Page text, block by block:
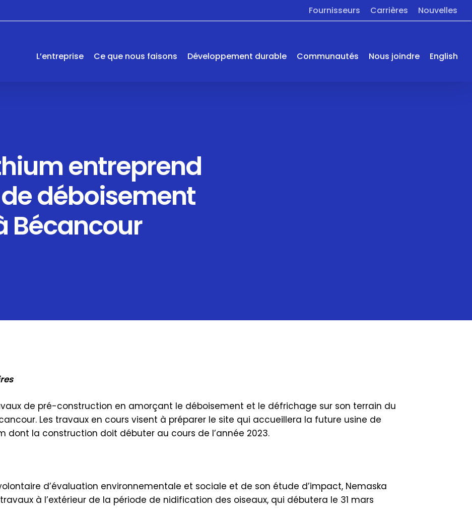
Fournisseurs Carrières Nouvelles
L’entreprise Ce que nous faisons Développement durable Communautés Nous joindre English
entreprend
déboisement
Bécancour
de pré-construction en amorçant le déboisement et le défrichage sur son terrain du
Les travaux en cours visent à préparer le site qui accueillera la future usine de
dont la construction doit débuter au cours de l’année 2023.
d’évaluation environnementale et sociale et de son étude d’impact, Nemaska
à l’extérieur de la période de nidification des oiseaux, qui débutera le 31 mars
Menu